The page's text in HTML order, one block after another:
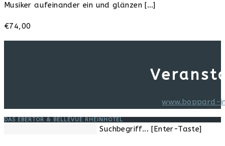
Musiker aufeinander ein und glänzen […]
€74,00
www.boppard-
DAS EBERTOR & BELLEVUE RHEINHOTEL
Suchbegriff... [Enter-Taste]